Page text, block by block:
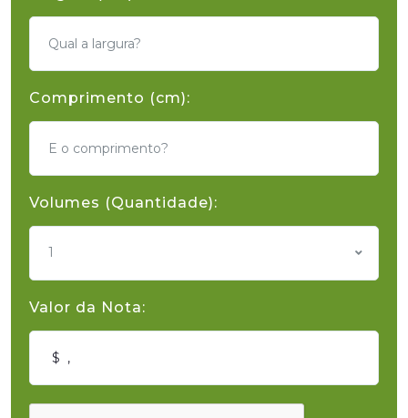
Comprimento (cm):
Volumes (Quantidade):
1
Valor da Nota: